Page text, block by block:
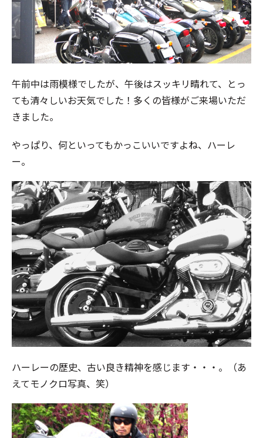
午前中は雨模様でしたが、午後はスッキリ晴れて、とっ
ても清々しいお天気でした！多くの皆様がご来場いただ
きました。
やっぱり、何といってもかっこいいですよね、ハーレ
ー。
ハーレーの歴史、古い良き精神を感じます・・・。（あ
えてモノクロ写真、笑）